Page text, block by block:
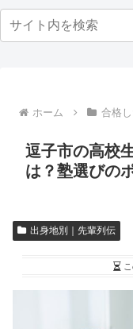
ホーム 合格
逗子市の高校
は？塾選びの
出身地別｜先輩列伝